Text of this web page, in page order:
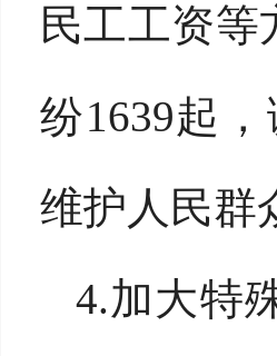
民工工资
纷1639起
维护人民群
4.加大特